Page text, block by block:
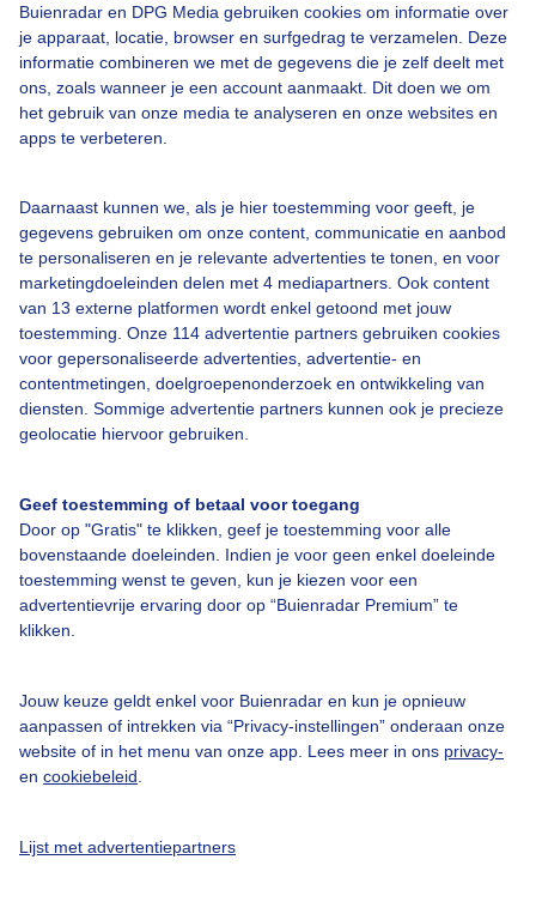
Buienradar en DPG Media gebruiken cookies om informatie over
je apparaat, locatie, browser en surfgedrag te verzamelen. Deze
informatie combineren we met de gegevens die je zelf deelt met
ons, zoals wanneer je een account aanmaakt. Dit doen we om
het gebruik van onze media te analyseren en onze websites en
apps te verbeteren.
Daarnaast kunnen we, als je hier toestemming voor geeft, je
gegevens gebruiken om onze content, communicatie en aanbod
te personaliseren en je relevante advertenties te tonen, en voor
marketingdoeleinden delen met 4 mediapartners. Ook content
van 13 externe platformen wordt enkel getoond met jouw
toestemming. Onze 114 advertentie partners gebruiken cookies
voor gepersonaliseerde advertenties, advertentie- en
contentmetingen, doelgroepenonderzoek en ontwikkeling van
diensten. Sommige advertentie partners kunnen ook je precieze
geolocatie hiervoor gebruiken.
Geef toestemming of betaal voor toegang
Door op "Gratis" te klikken, geef je toestemming voor alle
bovenstaande doeleinden. Indien je voor geen enkel doeleinde
toestemming wenst te geven, kun je kiezen voor een
advertentievrije ervaring door op “Buienradar Premium” te
klikken.
Jouw keuze geldt enkel voor Buienradar en kun je opnieuw
aanpassen of intrekken via “Privacy-instellingen” onderaan onze
website of in het menu van onze app. Lees meer in ons privacy-
en cookiebeleid
Lijst met advertentiepartners
Bekijk slideshow
Over Buienradar
Bedrijfsgegevens
Contact
Toegankelijkheid
Gebruikersvoorwaarden
Adverteren
Privacy beleid
Cookie beleid